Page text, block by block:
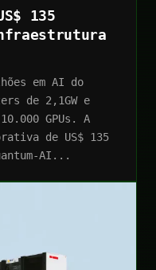
135
em AI do
de 2,1GW e
GPUs. A
de US$ 135
AI...